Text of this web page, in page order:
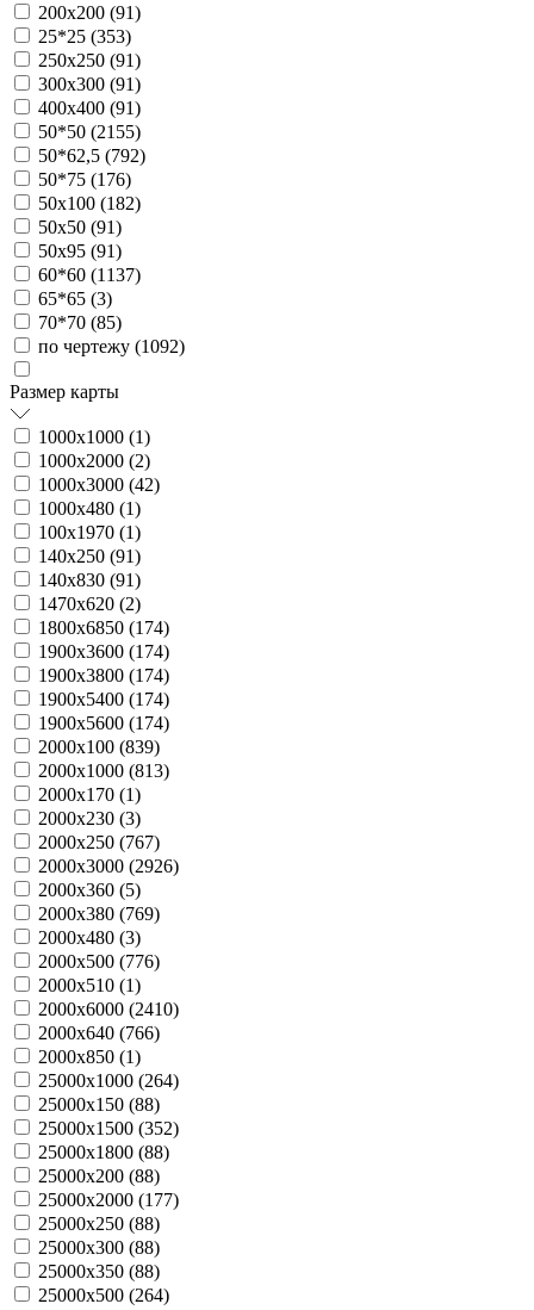
200х200 (91)
25*25 (353)
250х250 (91)
300х300 (91)
400х400 (91)
50*50 (2155)
50*62,5 (792)
50*75 (176)
50х100 (182)
50х50 (91)
50х95 (91)
60*60 (1137)
65*65 (3)
70*70 (85)
по чертежу (1092)
Размер карты
1000х1000 (1)
1000х2000 (2)
1000х3000 (42)
1000х480 (1)
100х1970 (1)
140х250 (91)
140х830 (91)
1470х620 (2)
1800х6850 (174)
1900х3600 (174)
1900х3800 (174)
1900х5400 (174)
1900х5600 (174)
2000х100 (839)
2000х1000 (813)
2000х170 (1)
2000х230 (3)
2000х250 (767)
2000х3000 (2926)
2000х360 (5)
2000х380 (769)
2000х480 (3)
2000х500 (776)
2000х510 (1)
2000х6000 (2410)
2000х640 (766)
2000х850 (1)
25000х1000 (264)
25000х150 (88)
25000х1500 (352)
25000х1800 (88)
25000х200 (88)
25000х2000 (177)
25000х250 (88)
25000х300 (88)
25000х350 (88)
25000х500 (264)